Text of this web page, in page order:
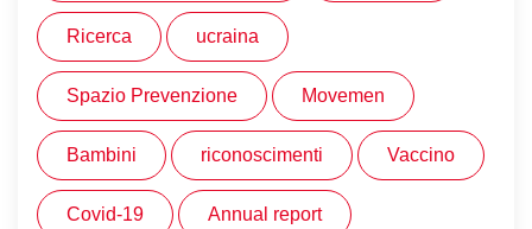
Ricerca ucraina
Spazio Prevenzione Movemen
Bambini riconoscimenti Vaccino
Covid-19 Annual report